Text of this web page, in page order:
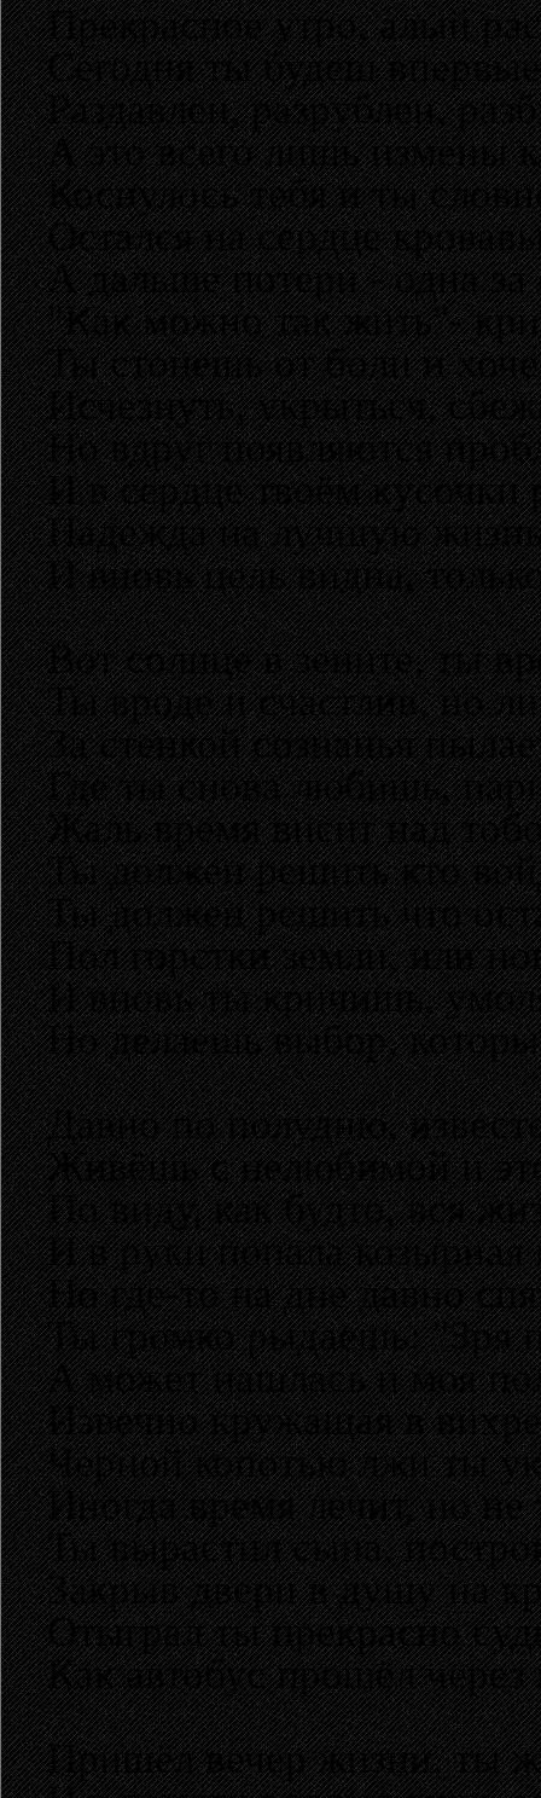
Прекрасное утро, алый
Сегодня ты будеш впервые
Раздавлен, разрублен,
А это всего лишь измены
Коснулось тебя и ты
Остался на сердце
А дальше потери - одна за
"Как можно так жить"-
Ты стонешь от боли и
Исчезнуть, укрыться,
Но вдруг появляются
И в сердце твоём кусочки
Надежда на лучшую
И вновь цель видна,
Вот солнце в зените, ты
Ты вроде и счастлив, но
За стенкой сознанья
Где ты снова любишь,
Жаль время висит над
Ты должен решить кто
Ты должен решить что
Пол горстки земли, или
И вновь ты кричишь,
Но делаешь выбор,
Давно по полудню,
Живёшь с нелюбимой и
По виду, как будто, вся
И в руки попала козырная
Но где-то на дне давно
Ты громко рыдаешь: "Зря
А может нашлась и моя
Извечно кружащая в
Черной копотью лжи ты
Иногда время лечит, но
Ты вырастил сына,
Закрыв двери в душу на
Отыграл ты прекрасно
Как автобус прошёл через
Пришёл вечер жизни, ты